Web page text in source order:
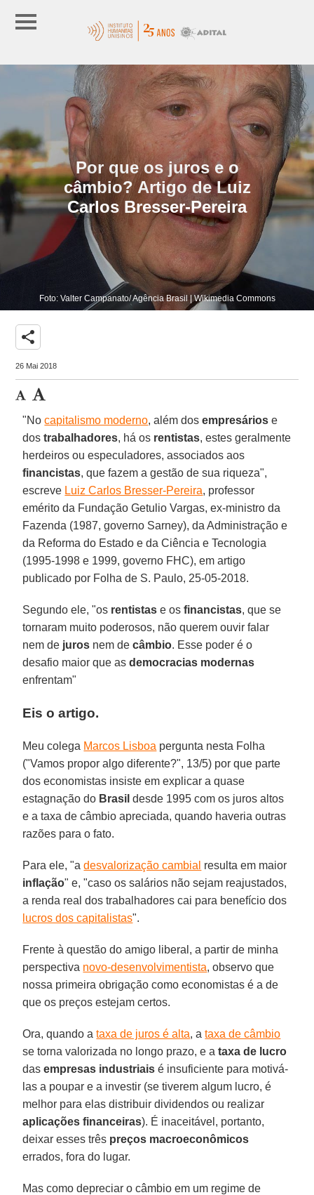
Por que os juros e o
câmbio? Artigo de Luiz
Carlos Bresser-Pereira
Foto: Valter Campanato/ Agência Brasil | Wikimedia Commons
share
26 Mai 2018
"Nocapitalismo moderno, além dosempresários e
dostrabalhadores, há os rentistas, estes geralmente
herdeiros ou especuladores, associados aos
financistas, que fazem a gestão de sua riqueza",
escreve Luiz Carlos Bresser-Pereira, professor
emérito da Fundação Getulio Vargas, ex-ministro da
Fazenda (1987, governo Sarney), da Administração e
da Reforma do Estado e da Ciência e Tecnologia
(1995-1998 e 1999, governo FHC), em artigo
publicado por Folha de S. Paulo, 25-05-2018.
Segundo ele, "os rentistase os financistas, que se
tornaram muito poderosos, não querem ouvir falar
nem de juros nem decâmbio. Esse poder é o
desafio maior que asdemocracias modernas
enfrentam"
Eis o artigo.
Meu colega Marcos Lisboa pergunta nesta Folha
("Vamos propor algo diferente?", 13/5) por que parte
dos economistas insiste em explicar a quase
estagnação do Brasil desde 1995 com os juros altos
e a taxa de câmbio apreciada, quando haveria outras
razões para o fato.
Para ele, "adesvalorização cambial resulta em maior
inflação" e, "caso os salários não sejam reajustados,
a renda real dos trabalhadores cai para benefício dos
lucros dos capitalistas".
Frente à questão do amigo liberal, a partir de minha
perspectiva novo-desenvolvimentista, observo que
nossa primeira obrigação como economistas é a de
que os preços estejam certos.
Ora, quando ataxa de juros é alta, ataxa de câmbio
se torna valorizada no longo prazo, e ataxa de lucro
das empresas industriais é insuficiente para motivá-
las a poupar e a investir (se tiverem algum lucro, é
melhor para elas distribuir dividendos ou realizar
aplicações financeiras). É inaceitável, portanto,
deixar esses três preços macroeconômicos
errados, fora do lugar.
Mas como depreciar o câmbio em um regime de